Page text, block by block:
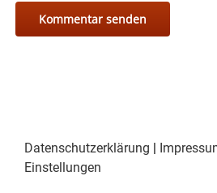
Datenschutzerklärung
Einstellungen